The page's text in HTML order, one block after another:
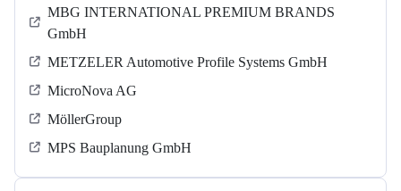
MBG INTERNATIONAL PREMIUM BRANDS
GmbH
METZELER Automotive Profile Systems GmbH
MicroNova AG
MöllerGroup
MPS Bauplanung GmbH